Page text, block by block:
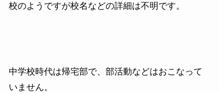
校のようですが校名などの詳細は不明です。
中学校時代は帰宅部で、部活動などはおこなって
いません。